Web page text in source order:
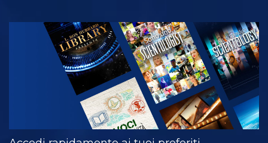
GUARDA
ESPLORA LE
SERIE